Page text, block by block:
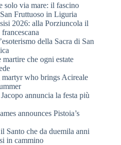
solo via mare: il fascino
Fruttuoso in Liguria
2026: alla Porziuncola il
della Sacra di San
martire che ogni estate
martyr who brings Acireale
annuncia la festa più
announces Pistoia’s
Santo che da duemila anni
in cammino